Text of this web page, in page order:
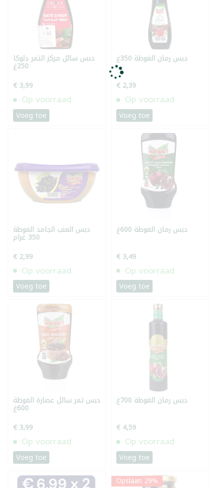
دبس سائل مركز التمر دلوكا
250غ
€ 3,99
Op voorraad
Voeg toe
دبس رمان الغوطة 350غ
€ 2,39
Op voorraad
Voeg toe
دبس العنب الجامد الغوطة
350 غرام
€ 2,99
Op voorraad
Voeg toe
دبس رمان الغوطة 600غ
€ 3,49
Op voorraad
Voeg toe
دبس تمر سائل عصارة الغوطة
600غ
€ 3,99
Op voorraad
Voeg toe
دبس رمان الغوطة 700غ
€ 4,59
Op voorraad
Voeg toe
Opslaan 29%